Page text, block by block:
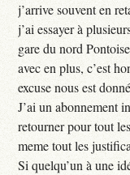
j’arrive souvent en
j’ai essayer à
gare du nord
avec en plus, c’est
excuse nous est
J’ai un abonnement
retourner pour tout
meme tout les
Si quelqu’un à une